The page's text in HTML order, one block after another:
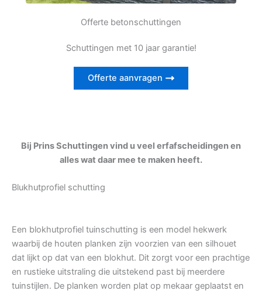
Offerte betonschuttingen
Schuttingen met 10 jaar garantie!
Offerte aanvragen
Bij Prins Schuttingen vind u veel erfafscheidingen en
alles wat daar mee te maken heeft.
Blukhutprofiel schutting
Een blokhutprofiel tuinschutting is een model hekwerk
waarbij de houten planken zijn voorzien van een silhouet
dat lijkt op dat van een blokhut. Dit zorgt voor een prachtige
en rustieke uitstraling die uitstekend past bij meerdere
tuinstijlen. De planken worden plat op mekaar geplaatst en